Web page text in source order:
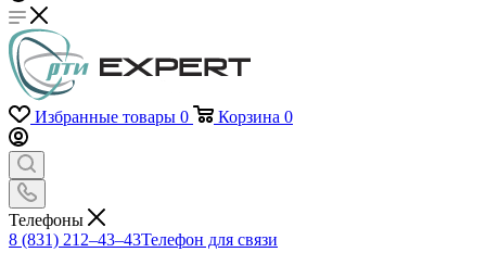
Избранные товары 0 Корзина 0
Телефоны
8 (831) 212–43–43Телефон для связи